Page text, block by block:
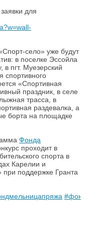
для
село» уже будут
в поселке Эссойла
в пгт. Муезерский
спортивного
«Спортивная
праздник, в селе
трасса, в
раздевалка, а
борта на площадке
Фонда
проходит в
спорта в
Карелии и
при поддержке Гранта